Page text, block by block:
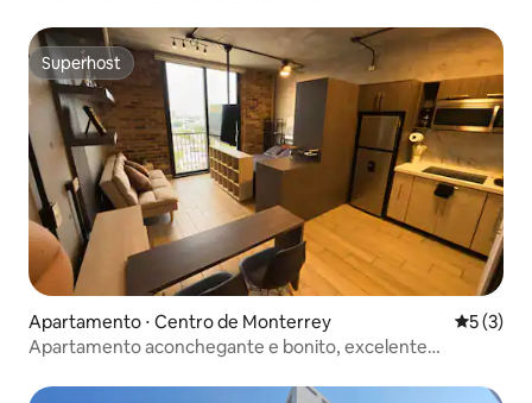
Superhost
Superhost
Apartamento ⋅ Centro de Monterrey 5 de
5 (3)
Apartamento aconchegante e bonito, excelente